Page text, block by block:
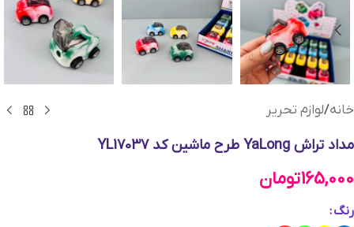
خانه/لوازم تحریر
مداد تراش YaLong طرح ماشین کد YL17037
165,000تومان
رنگ